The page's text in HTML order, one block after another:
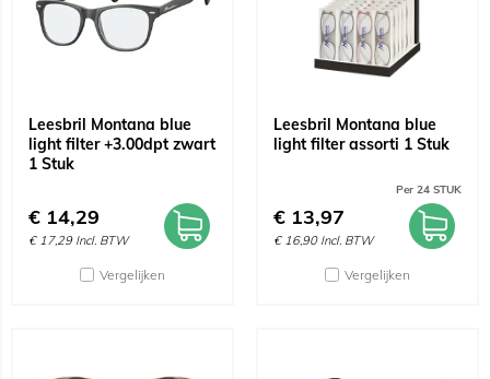
Leesbril Montana blue
light filter +3.00dpt zwart
1 Stuk
€ 14,29
€ 17,29 Incl. BTW
Vergelijken
Leesbril Montana blue
light filter assorti 1 Stuk
Per 24 STUK
€ 13,97
€ 16,90 Incl. BTW
Vergelijken